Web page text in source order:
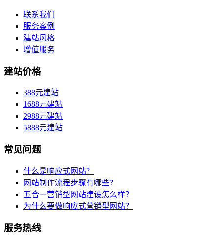
联系我们
服务案例
建站风格
增值服务
建站价格
388元建站
1688元建站
2988元建站
5888元建站
常见问题
什么是响应式网站？
网站制作流程步骤有哪些？
五合一营销型网站建设怎么样？
为什么要做响应式营销型网站？
服务热线